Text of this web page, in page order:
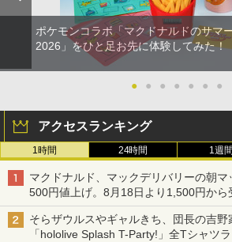
ポケモンコラボ「マクドナルドのサマ
2026」をひと足お先に体験してみた！
● ● ● ● ● ● ●
アクセスランキング
1時間 24時間 1週間
マクドナルド、マックデリバリーの朝
500円値上げ。8月18日より1,500円から
そらザウルスやギャルきち、団長の吉野
「hololive Splash T-Party!」全Tシャツ